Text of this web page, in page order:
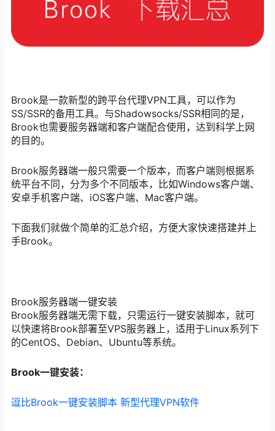
Brook是一款新型的跨平台代理VPN工具，可以作为
SS/SSR的备用工具。与Shadowsocks/SSR相同的是，
Brook也需要服务器端和客户端配合使用，达到科学上网
的目的。
Brook服务器端一般只需要一个版本，而客户端则根据系
统平台不同，分为多个不同版本，比如Windows客户端、
安卓手机客户端、iOS客户端、Mac客户端。
下面我们就做个简单的汇总介绍，方便大家快速搭建并上
手Brook。
Brook服务器端一键安装
Brook服务器端无需下载，只需运行一键安装脚本，就可
以快速将Brook部署至VPS服务器上，适用于Linux系列下
的CentOS、Debian、Ubuntu等系统。
Brook一键安装：
逗比Brook一键安装脚本 新型代理VPN软件